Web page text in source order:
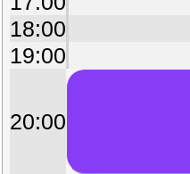
18:00
19:00
20:00